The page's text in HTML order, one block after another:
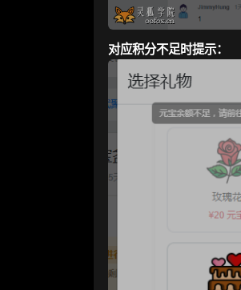
对应积分不足时提示：